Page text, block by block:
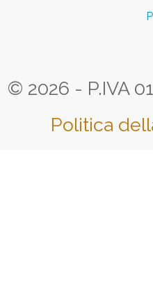
© 2026 - P.IVA
Politica